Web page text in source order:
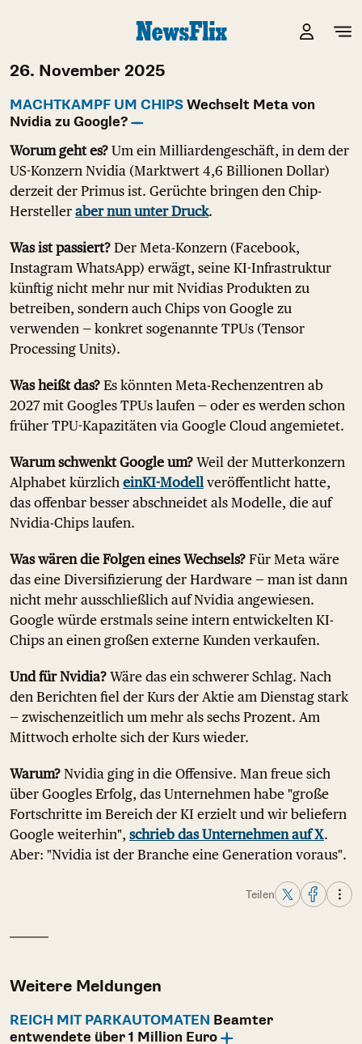
26. November 2025
MACHTKAMPF UM CHIPS Wechselt Meta von
Nvidia zu Google?
Worum geht es? Um ein Milliardengeschäft, in dem der
US-Konzern Nvidia (Marktwert 4,6 Billionen Dollar)
derzeit der Primus ist. Gerüchte bringen den Chip-
Hersteller aber nun unter Druck.
Was ist passiert? Der Meta-Konzern (Facebook,
Instagram WhatsApp) erwägt, seine KI-Infrastruktur
künftig nicht mehr nur mit Nvidias Produkten zu
betreiben, sondern auch Chips von Google zu
verwenden — konkret sogenannte TPUs (Tensor
Processing Units).
Was heißt das? Es könnten Meta-Rechenzentren ab
2027 mit Googles TPUs laufen — oder es werden schon
früher TPU-Kapazitäten via Google Cloud angemietet.
Warum schwenkt Google um? Weil der Mutterkonzern
Alphabet kürzlich einKI-Modellveröffentlicht hatte,
das offenbar besser abschneidet als Modelle, die auf
Nvidia-Chips laufen.
Was wären die Folgen eines Wechsels? Für Meta wäre
das eine Diversifizierung der Hardware — man ist dann
nicht mehr ausschließlich auf Nvidia angewiesen.
Google würde erstmals seine intern entwickelten KI-
Chips an einen großen externe Kunden verkaufen.
Und für Nvidia? Wäre das ein schwerer Schlag. Nach
den Berichten fiel der Kurs der Aktie am Dienstag stark
— zwischenzeitlich um mehr als sechs Prozent. Am
Mittwoch erholte sich der Kurs wieder.
Warum? Nvidia ging in die Offensive. Man freue sich
über Googles Erfolg, das Unternehmen habe "große
Fortschritte im Bereich der KI erzielt und wir beliefern
Google weiterhin", schrieb das Unternehmen auf X.
Aber: "Nvidia ist der Branche eine Generation voraus".
Teilen
Weitere Meldungen
REICH MIT PARKAUTOMATEN Beamter
entwendete über 1 Million Euro